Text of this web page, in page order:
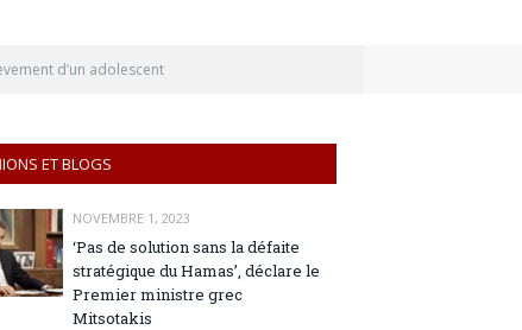
d’un adolescent
ET BLOGS
NOVEMBRE 1, 2023
‘Pas de solution sans la défaite
stratégique du Hamas’, déclare le
Premier ministre grec
Mitsotakis